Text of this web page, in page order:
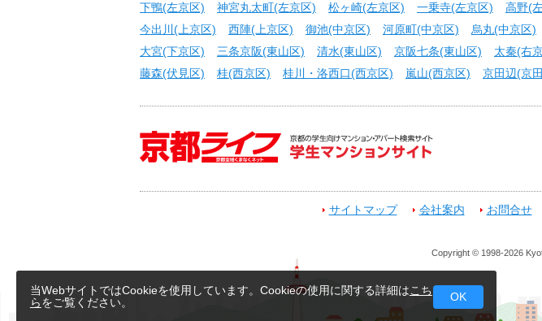
当WebサイトではCookieを使用しています。Cookieの使用に関する詳細はこち
らをご覧ください。 OK
下鴨(左京区)
神宮丸太町(左京区) 松ヶ崎(左京区) 一乗寺(左京区) 高野(
今出川(上京区)
西陣(上京区) 御池(中京区) 河原町(中京区) 烏丸(中京区)
大宮(下京区)
三条京阪(東山区) 清水(東山区) 京阪七条(東山区) 太秦(右
藤森(伏見区)
桂(西京区) 桂川・洛西口(西京区) 嵐山(西京区) 京田辺(京
サイトマップ 会社案内 お問合せ
Copyright © 1998-2026